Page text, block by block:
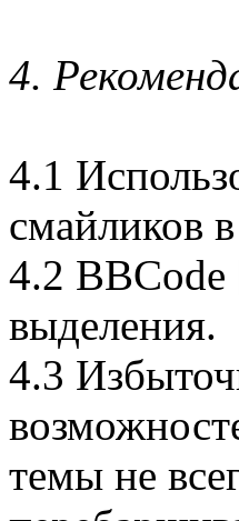
4.
4.1
смайликов
4.2 BBCode
выделения.
4.3
темы не